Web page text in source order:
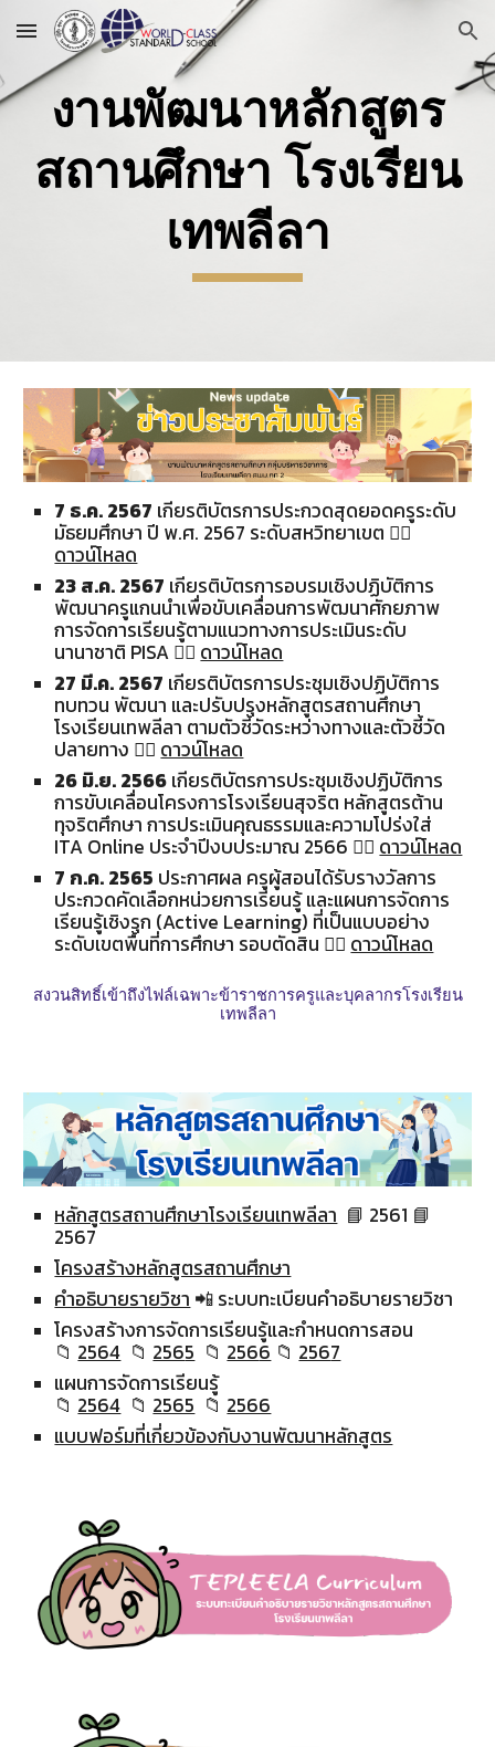
Skip to main content Skip to navigation
งานพัฒนาหลักสูตร
สถานศึกษา โรงเรียน
เทพลีลา
7 ธ.ค. 2567 เกียรติบัตรการประกวดสุดยอดครูระดับ
มัธยมศึกษา ปี พ.ศ. 2567 ระดับสหวิทยาเขต 👉🏻
ดาวน์โหลด
23 ส.ค. 2567 เกียรติบัตรการอบรมเชิงปฏิบัติการ
พัฒนาครูแกนนำเพื่อขับเคลื่อนการพัฒนาศักยภาพ
การจัดการเรียนรู้ตามแนวทางการประเมินระดับ
นานาชาติ PISA👉🏻 ดาวน์โหลด
27 มี.ค. 2567 เกียรติบัตรการประชุมเชิงปฏิบัติการ
ทบทวน พัฒนา และปรับปรุงหลักสูตรสถานศึกษา
โรงเรียนเทพลีลา ตามตัวชี้วัดระหว่างทางและตัวชี้วัด
ปลายทาง 👉🏻 ดาวน์โหลด
26 มิ.ย. 2566เกียรติบัตรการประชุมเชิงปฏิบัติการ
การขับเคลื่อนโครงการโรงเรียนสุจริต หลักสูตรต้าน
ทุจริตศึกษา การประเมินคุณธรรมและความโปร่งใส่
ITA Online ประจำปีงบประมาณ 2566 👉🏻 ดาวน์โหลด
7 ก.ค. 2565 ประกาศผล ครูผู้สอนได้รับรางวัลการ
ประกวดคัดเลือกหน่วยการเรียนรู้ และแผนการจัดการ
เรียนรู้เชิงรุก (Active Learning) ที่เป็นแบบอย่าง
ระดับเขตพื้นที่การศึกษา รอบตัดสิน 👉🏻 ดาวน์โหลด
สงวนสิทธิ์เข้าถึงไฟล์เฉพาะข้าราชการครูและบุคลากรโรงเรียน
เทพลีลา
หลักสูตรสถานศึกษาโรงเรียนเทพลีลา 📘 2561 📘
2567
โครงสร้างหลักสูตรสถานศึกษา
คำอธิบายรายวิชา📲 ระบบทะเบียนคำอธิบายรายวิชา
โครงสร้างการจัดการเรียนรู้และกำหนดการสอน
📁2564 📁2565 📁2566 📁2567
แผนการจัดการเรียนรู้
📁2564📁2565📁2566
แบบฟอร์มที่เกี่ยวข้องกับงานพัฒนาหลักสูตร